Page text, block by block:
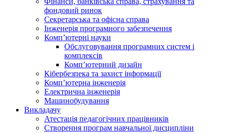
фондовий ринок
Секретарська та офісна справа
Інженерія програмного забезпечення
Комп’ютерні науки
Обслуговування програмних систем і
комплексів
Комп’ютерний дизайн
Кібербезпека та захист інформації
Комп’ютерна інженерія
Електрична інженерія
Машинобудування
Викладачу
Атестація педагогічних працівників
Створення програм навчальної дисципліни